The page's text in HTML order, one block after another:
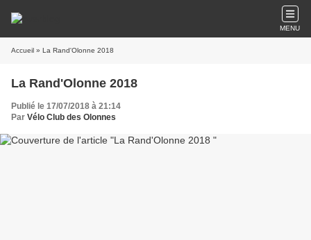
MENU
Accueil » La Rand'Olonne 2018
La Rand'Olonne 2018
Publié le 17/07/2018 à 21:14
Par Vélo Club des Olonnes